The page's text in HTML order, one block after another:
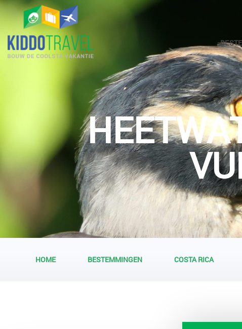
HOME BESTEMMINGEN COSTA RICA